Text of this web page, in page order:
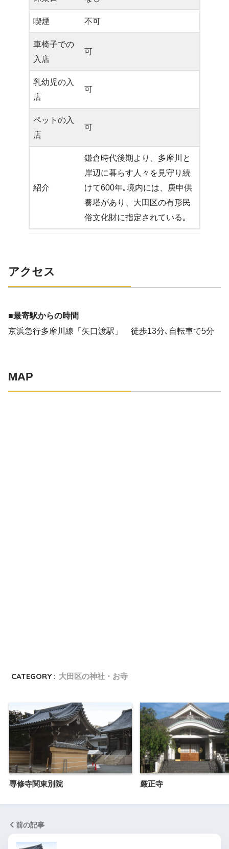
喫煙 不可
車椅子での
入店
可
乳幼児の入
店
可
ペットの入
店
可
紹介
鎌倉時代後期より、多摩川と
岸辺に暮らす人々を見守り続
けて600年｡境内には、庚申供
養塔があり、大田区の有形民
俗文化財に指定されている｡
アクセス
■最寄駅からの時間
京浜急行多摩川線「矢口渡駅」 徒歩13分､自転車で5分
MAP
CATEGORY : 大田区の神社・お寺
専修寺関東別院 厳正寺
前の記事